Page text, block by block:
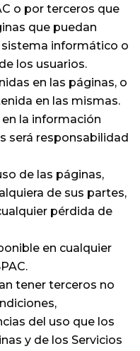
o por terceros que
que puedan
informático o
los usuarios.
en las páginas, o
en las mismas.
la información
será responsabilidad
de las páginas,
de sus partes,
pérdida de
en cualquier
tener terceros no
del uso que los
y de los Servicios